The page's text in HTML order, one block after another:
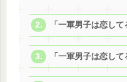
「一軍男子は恋し
「一軍男子は恋し